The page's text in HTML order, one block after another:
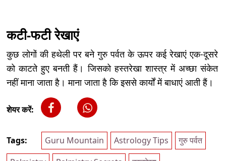
कटी-फटी रेखाएं
कुछ लोगों की हथेली पर बने गुरु पर्वत के ऊपर कई रेखाएं एक-दूसरे
को काटते हुए बनती हैं। जिसको हस्तरेखा शास्त्र में अच्छा संकेत
नहीं माना जाता है। माना जाता है कि इससे कार्यों में बाधाएं आती हैं।
शेयर करें:
Tags: Guru Mountain Astrology Tips
गुरु पर्वत